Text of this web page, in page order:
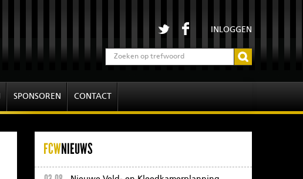
INLOGGEN
SPONSOREN CONTACT
FCWNIEUWS